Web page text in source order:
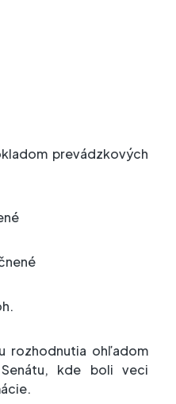
prevádzkových
rozhodnutia ohľadom
kde boli veci